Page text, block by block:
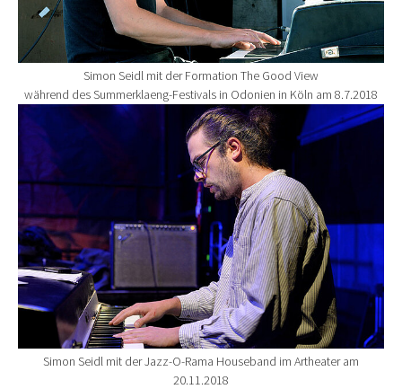
Simon Seidl mit der Formation The Good View
während des Summerklaeng-Festivals in Odonien in Köln am 8.7.2018
Show larger version for:
Simon Seidl mit der Jazz-O-Rama Houseband im Artheater am
20.11.2018